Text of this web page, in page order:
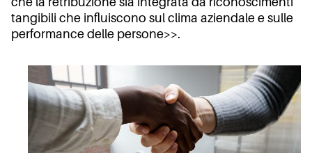
tangibili che influiscono sul clima aziendale e sulle
performance delle persone>>.